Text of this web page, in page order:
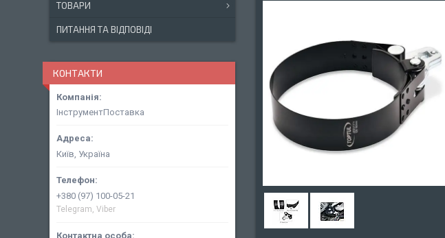
ТОВАРИ
ПИТАННЯ ТА ВІДПОВІДІ
КОНТАКТИ
ІнструментПоставка
Київ, Україна
+380 (97) 100-05-21
Telegram, Viber